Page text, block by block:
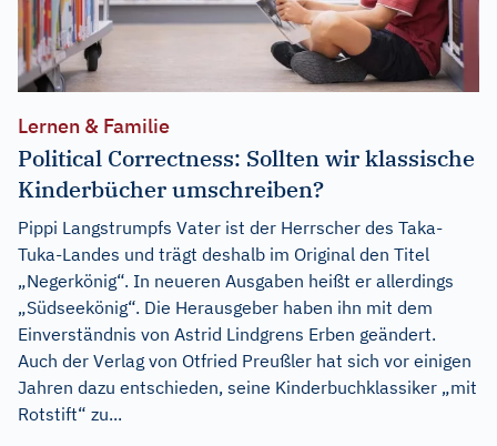
Lernen & Familie
Political Correctness: Sollten wir klassische
Kinderbücher umschreiben?
Pippi Langstrumpfs Vater ist der Herrscher des Taka-
Tuka-Landes und trägt deshalb im Original den Titel
„Negerkönig“. In neueren Ausgaben heißt er allerdings
„Südseekönig“. Die Herausgeber haben ihn mit dem
Einverständnis von Astrid Lindgrens Erben geändert.
Auch der Verlag von Otfried Preußler hat sich vor einigen
Jahren dazu entschieden, seine Kinderbuchklassiker „mit
Rotstift“ zu...